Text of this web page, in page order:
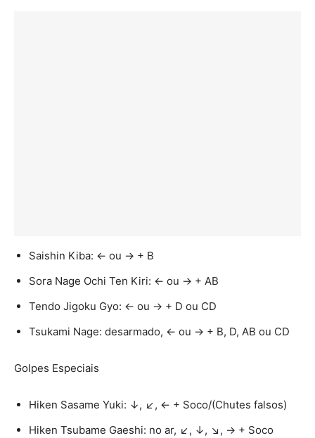
Saishin Kiba: ← ou → + B
Sora Nage Ochi Ten Kiri: ← ou → + AB
Tendo Jigoku Gyo: ← ou → + D ou CD
Tsukami Nage: desarmado, ← ou → + B, D, AB ou CD
Golpes Especiais
Hiken Sasame Yuki: ↓, ↙, ← + Soco/(Chutes falsos)
Hiken Tsubame Gaeshi: no ar, ↙, ↓, ↘, → + Soco